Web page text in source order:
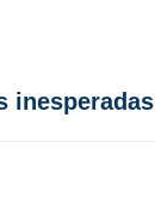
inesperadas